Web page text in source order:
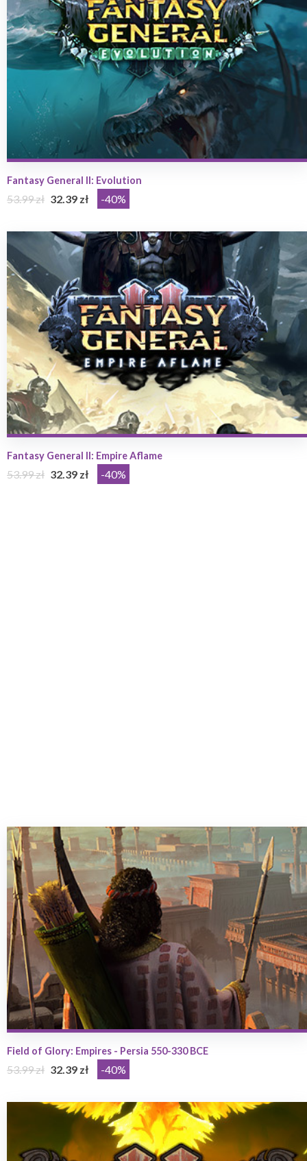
Fantasy General II: Evolution
53.99 zł 32.39 zł -40%
Fantasy General II: Empire Aflame
53.99 zł 32.39 zł -40%
Field of Glory: Empires - Persia 550-330 BCE
53.99 zł 32.39 zł -40%